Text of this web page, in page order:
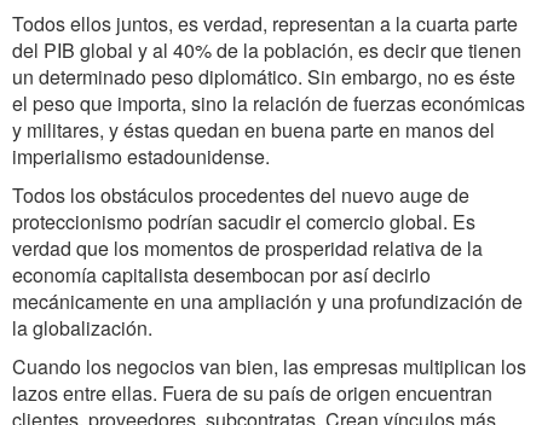
Todos ellos juntos, es verdad, representan a la cuarta parte
del PIB global y al 40% de la población, es decir que tienen
un determinado peso diplomático. Sin embargo, no es éste
el peso que importa, sino la relación de fuerzas económicas
y militares, y éstas quedan en buena parte en manos del
imperialismo estadounidense.
Todos los obstáculos procedentes del nuevo auge de
proteccionismo podrían sacudir el comercio global. Es
verdad que los momentos de prosperidad relativa de la
economía capitalista desembocan por así decirlo
mecánicamente en una ampliación y una profundización de
la globalización.
Cuando los negocios van bien, las empresas multiplican los
lazos entre ellas. Fuera de su país de origen encuentran